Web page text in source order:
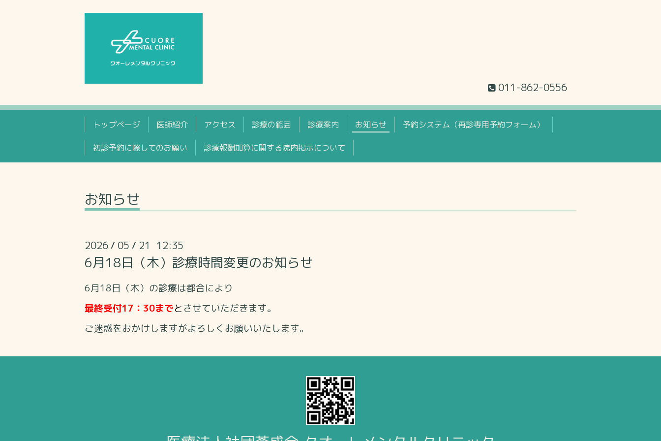
011-862-0556
トップページ 医師紹介 アクセス 診療の範囲 診療案内 お知らせ 予約システム（再診専用予約フォーム）
初診予約に際してのお願い 診療報酬加算に関する院内掲示について
お知らせ
2026 / 05 / 21 12:35
6月18日（木）診療時間変更のお知らせ
6月18日（木）の診療は都合により
最終受付17：30までとさせていただきます。
ご迷惑をおかけしますがよろしくお願いいたします。